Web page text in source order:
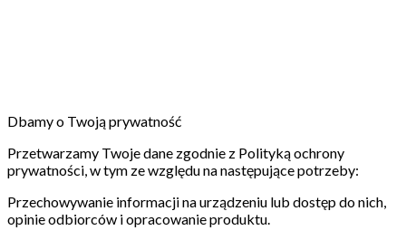
Dbamy o Twoją prywatność
Przetwarzamy Twoje dane zgodnie z Polityką ochrony
prywatności, w tym ze względu na następujące potrzeby:
Przechowywanie informacji na urządzeniu lub dostęp do nich,
opinie odbiorców i opracowanie produktu.